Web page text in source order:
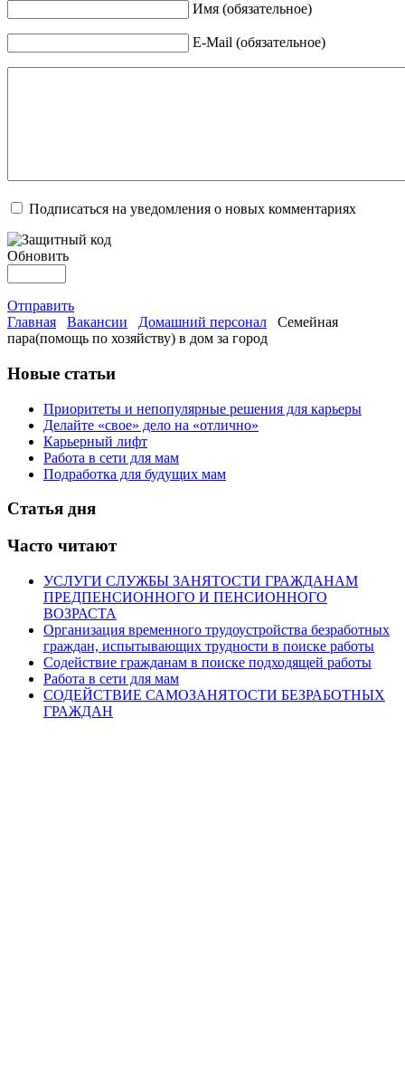
Имя (обязательное)
E-Mail (обязательное)
Подписаться на уведомления о новых комментариях
Обновить
Отправить
Главная
Вакансии Домашний персонал
Семейная
пара(помощь по хозяйству) в дом за город
Новые статьи
Приоритеты и непопулярные решения для карьеры
Делайте «свое» дело на «отлично»
Карьерный лифт
Работа в сети для мам
Подработка для будущих мам
Статья дня
Часто читают
УСЛУГИ СЛУЖБЫ ЗАНЯТОСТИ ГРАЖДАНАМ
ПРЕДПЕНСИОННОГО И ПЕНСИОННОГО
ВОЗРАСТА
Организация временного трудоустройства безработных
граждан, испытывающих трудности в поиске работы
Содействие гражданам в поиске подходящей работы
Работа в сети для мам
СОДЕЙСТВИЕ САМОЗАНЯТОСТИ БЕЗРАБОТНЫХ
ГРАЖДАН